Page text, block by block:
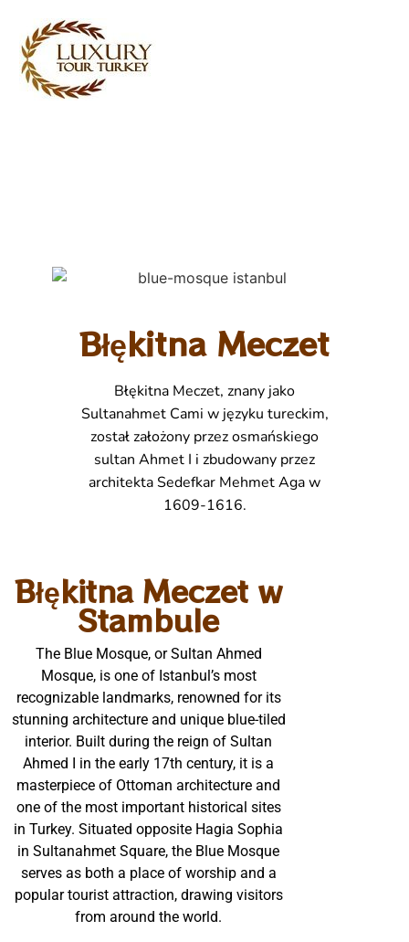
Błękitna Meczet
Błękitna Meczet, znany jako
Sultanahmet Cami w języku tureckim,
został założony przez osmańskiego
sultan Ahmet I i zbudowany przez
architekta Sedefkar Mehmet Aga w
1609-1616.
Błękitna Meczet w
Stambule
The Blue Mosque, or Sultan Ahmed
Mosque, is one of Istanbul’s most
recognizable landmarks, renowned for its
stunning architecture and unique blue-tiled
interior. Built during the reign of Sultan
Ahmed I in the early 17th century, it is a
masterpiece of Ottoman architecture and
one of the most important historical sites
in Turkey. Situated opposite Hagia Sophia
in Sultanahmet Square, the Blue Mosque
serves as both a place of worship and a
popular tourist attraction, drawing visitors
from around the world.